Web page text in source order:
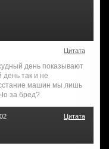
Цитата
день показывают
день так и не
машин мы лишь
за бред?
Цитата